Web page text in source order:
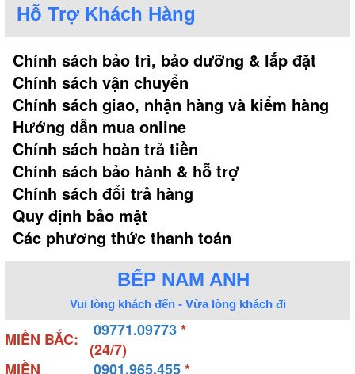
Hỗ Trợ Khách Hàng
Chính sách bảo trì, bảo dưỡng & lắp đặt
Chính sách vận chuyển
Chính sách giao, nhận hàng và kiểm hàng
Hướng dẫn mua online
Chính sách hoàn trả tiền
Chính sách bảo hành & hỗ trợ
Chính sách đổi trả hàng
Quy định bảo mật
Các phương thức thanh toán
BẾP NAM ANH
Vui lòng khách đến - Vừa lòng khách đi
MIỀN BẮC: 09771.09773*
(24/7)
MIỀN
0901.965.455*